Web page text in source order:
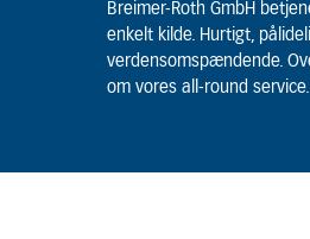
Breimer-Roth GmbH
enkelt kilde. Hurtigt,
verdensomspændende.
om vores all-round service.